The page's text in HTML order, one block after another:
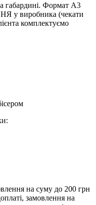
габардині. Формат А3
у виробника (чекати
комплектуємо
на суму до 200 грн
замовлення на